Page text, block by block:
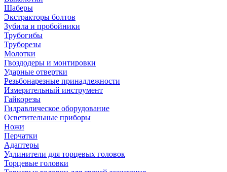
Шаберы
Экстракторы болтов
Зубила и пробойники
Трубогибы
Труборезы
Молотки
Гвоздодеры и монтировки
Ударные отвертки
Резьбонарезные принадлежности
Измерительный инструмент
Гайкорезы
Гидравлическое оборудование
Осветительные приборы
Ножи
Перчатки
Адаптеры
Удлинители для торцевых головок
Торцевые головки